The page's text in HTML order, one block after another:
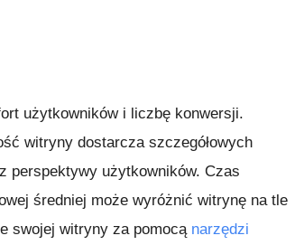
użytkowników i liczbę konwersji.
witryny dostarcza szczegółowych
perspektywy użytkowników. Czas
średniej może wyróżnić witrynę na tle
swojej witryny za pomocą narzędzi